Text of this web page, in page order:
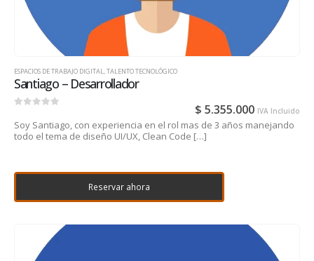
ESPACIOS DE TRABAJO DIGITAL,TALENTO TECNOLÓGICO
Santiago – Desarrollador
Soy Santiago, con experiencia en el rol mas de 3 años manejando
todo el tema de diseño UI/UX, Clean Code […]
$ 5.355.000 IVA Incluido
Reservar ahora